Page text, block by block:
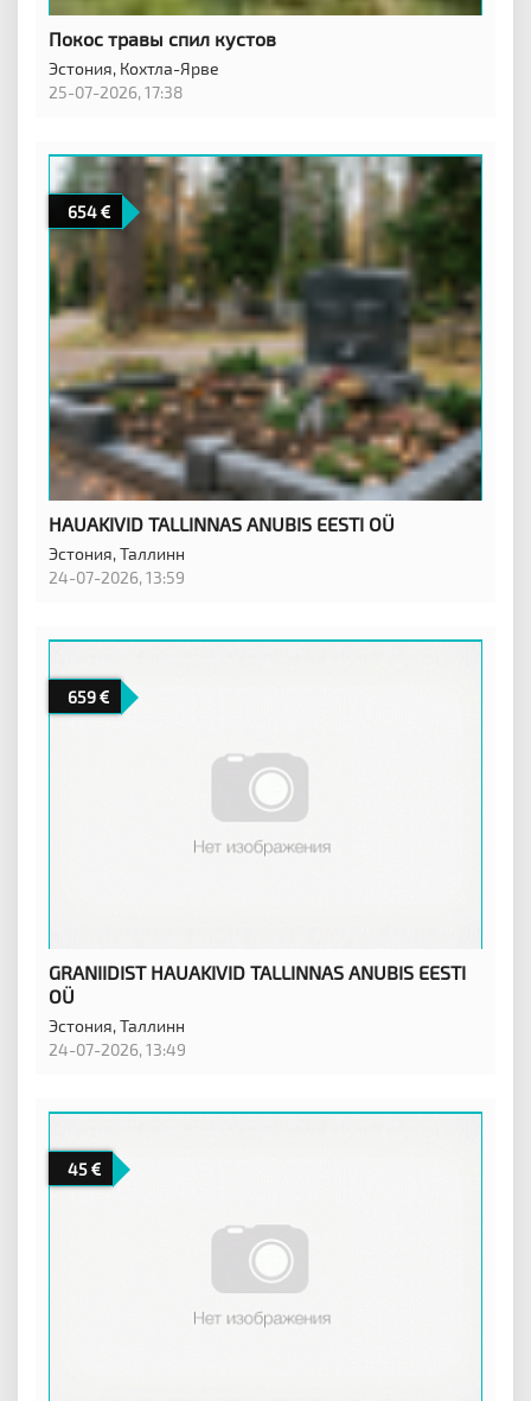
Покос травы спил кустов
Эстония, Кохтла-Ярве
25-07-2026, 17:38
654
HAUAKIVID TALLINNAS ANUBIS EESTI OÜ
Эстония,Таллинн
24-07-2026, 13:59
659
GRANIIDIST HAUAKIVID TALLINNAS ANUBIS EESTI
OÜ
Эстония,Таллинн
24-07-2026, 13:49
45